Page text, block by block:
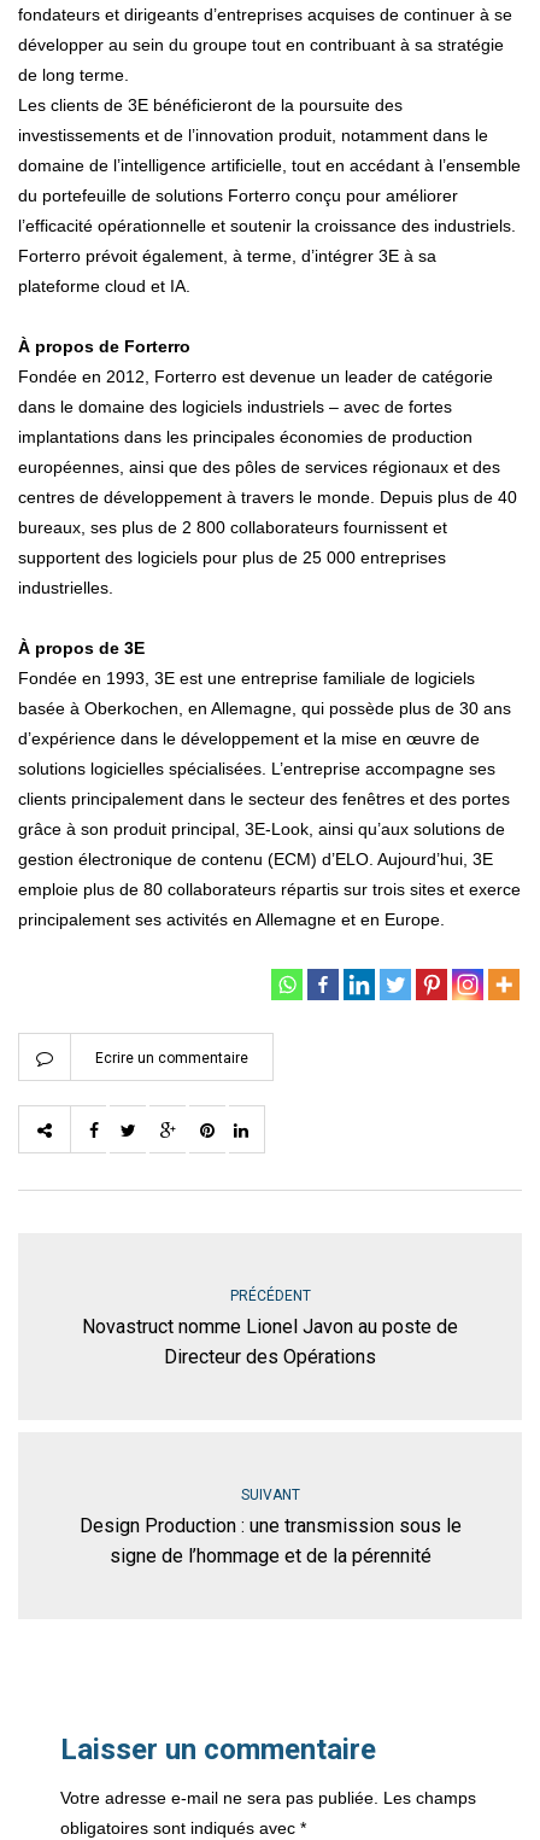
fondateurs et dirigeants d’entreprises acquises de continuer à se
développer au sein du groupe tout en contribuant à sa stratégie
de long terme.
Les clients de 3E bénéficieront de la poursuite des
investissements et de l’innovation produit, notamment dans le
domaine de l’intelligence artificielle, tout en accédant à l’ensemble
du portefeuille de solutions Forterro conçu pour améliorer
l’efficacité opérationnelle et soutenir la croissance des industriels.
Forterro prévoit également, à terme, d’intégrer 3E à sa
plateforme cloud et IA.
À propos de Forterro
Fondée en 2012, Forterro est devenue un leader de catégorie
dans le domaine des logiciels industriels – avec de fortes
implantations dans les principales économies de production
européennes, ainsi que des pôles de services régionaux et des
centres de développement à travers le monde. Depuis plus de 40
bureaux, ses plus de 2 800 collaborateurs fournissent et
supportent des logiciels pour plus de 25 000 entreprises
industrielles.
À propos de 3E
Fondée en 1993, 3E est une entreprise familiale de logiciels
basée à Oberkochen, en Allemagne, qui possède plus de 30 ans
d’expérience dans le développement et la mise en œuvre de
solutions logicielles spécialisées. L’entreprise accompagne ses
clients principalement dans le secteur des fenêtres et des portes
grâce à son produit principal, 3E-Look, ainsi qu’aux solutions de
gestion électronique de contenu (ECM) d’ELO. Aujourd’hui, 3E
emploie plus de 80 collaborateurs répartis sur trois sites et exerce
principalement ses activités en Allemagne et en Europe.
Ecrire un commentaire
PRÉCÉDENT
Novastruct nomme Lionel Javon au poste de
Directeur des Opérations
SUIVANT
Design Production : une transmission sous le
signe de l’hommage et de la pérennité
Laisser un commentaire
Votre adresse e-mail ne sera pas publiée. Les champs
obligatoires sont indiqués avec *